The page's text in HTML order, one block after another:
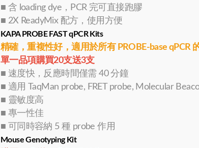
■ 含 loading dye，PCR 完可直接跑膠
■ 2X ReadyMix 配方，使用方便
KAPA PROBE FAST qPCR Kits
精確，重複性好，適用於所有 PROBE-base qPCR
單一品項購買20支送3支
■ 速度快，反應時間僅需 40 分鐘
■ 適用 TaqMan probe, FRET probe, Molecular
■ 靈敏度高
■ 專一性佳
■ 可同時容納 5 種 probe 作用
Mouse Genotyping Kit